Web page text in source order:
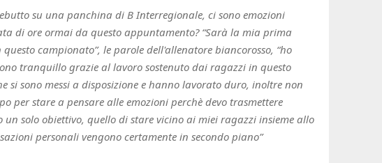
su una panchina di B Interregionale, ci sono emozioni
di ore ormai da questo appuntamento? “Sarà la mia prima
campionato”, le parole dell'allenatore biancorosso, “ho
tranquillo grazie al lavoro sostenuto dai ragazzi in questo
si sono messi a disposizione e hanno lavorato duro, inoltre non
per stare a pensare alle emozioni perchè devo trasmettere
un solo obiettivo, quello di stare vicino ai miei ragazzi insieme allo
personali vengono certamente in secondo piano”